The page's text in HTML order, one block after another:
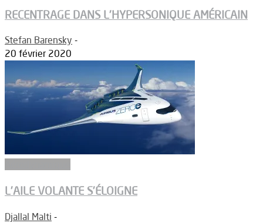
RECENTRAGE DANS L’HYPERSONIQUE AMÉRICAIN
Stefan Barensky -
20 février 2020
L’AILE VOLANTE S’ÉLOIGNE
Djallal Malti -